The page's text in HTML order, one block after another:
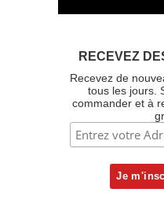
RECEVEZ
Recevez de
tous les jours.
commander et à